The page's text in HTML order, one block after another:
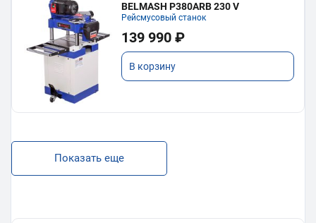
BELMASH P380ARB 230 V
Рейсмусовый станок
139 990 ₽
В корзину
Показать еще